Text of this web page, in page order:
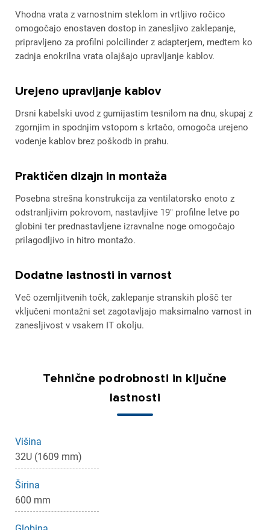
Vhodna vrata z varnostnim steklom in vrtljivo ročico
omogočajo enostaven dostop in zanesljivo zaklepanje,
pripravljeno za profilni polcilinder z adapterjem, medtem ko
zadnja enokrilna vrata olajšajo upravljanje kablov.
Urejeno upravljanje kablov
Drsni kabelski uvod z gumijastim tesnilom na dnu, skupaj z
zgornjim in spodnjim vstopom s krtačo, omogoča urejeno
vodenje kablov brez poškodb in prahu.
Praktičen dizajn in montaža
Posebna strešna konstrukcija za ventilatorsko enoto z
odstranljivim pokrovom, nastavljive 19" profilne letve po
globini ter prednastavljene izravnalne noge omogočajo
prilagodljivo in hitro montažo.
Dodatne lastnosti in varnost
Več ozemljitvenih točk, zaklepanje stranskih plošč ter
vključeni montažni set zagotavljajo maksimalno varnost in
zanesljivost v vsakem IT okolju.
Tehnične podrobnosti in ključne
lastnosti
Višina
32U (1609 mm)
Širina
600 mm